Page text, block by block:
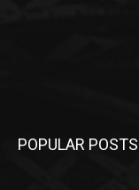
POPULAR POSTS